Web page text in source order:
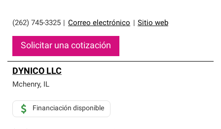
(262) 745-3325 Correo electrónico Sitio web
Solicitar una cotización
DYNICO LLC
Mchenry, IL
Financiación disponible